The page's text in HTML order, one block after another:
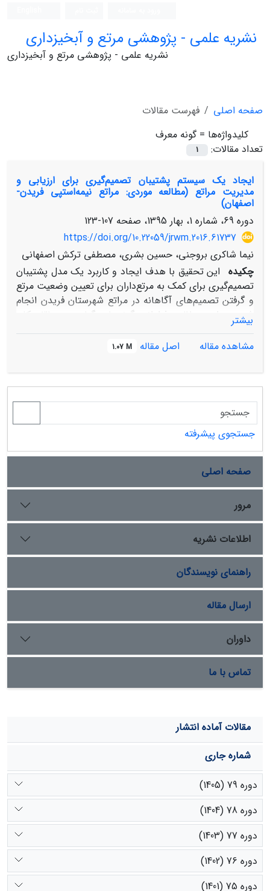
نشریه علمی - پژوهشی مرتع و آبخیزداری
نشریه علمی - پژوهشی مرتع و آبخیزداری
صفحه اصلی
فهرست مقالات
کلیدواژه‌ها =گونه‌ معرف
تعداد مقالات:
1
ایجاد یک سیستم پشتیبان تصمیم‌گیری برای ارزیابی و
مدیریت مراتع (مطالعه موردی: مراتع نیمه‌استپی فریدن-
اصفهان)
دوره 69، شماره 1، بهار 1395، صفحه
107-123
https://doi.org/10.22059/jrwm.2016.61737
نیما شاکری بروجنی، حسین بشری، مصطفی ترکش اصفهانی
چکیده این تحقیق با هدف ایجاد و کاربرد یک مدل پشتیبان
تصمیم‌گیری برای کمک به مرتع‌داران برای تعیین وضعیت مرتع
و گرفتن تصمیم‌های آگاهانه در مراتع شهرستان فریدن انجام
شد. در این مطالعه فراوانی گونه‌های گیاهی در 31 مکان
مطالعاتی در سه شدت چرایی مختلف با استفاده از روش قدم
گونه‌های معرف شدت چرایی شناسایی شدند. سپس وضعیت
مرتع بر اساس فراوانی گونه‌های شاخص در طول گرادیان
چرایی با استفاده از سیستم تفسیر داده‌ها و منابع محیطی
(REDIS) تعریف شد. بر اساس اطلاعات موجود برای هر طبقه
وضعیت مرتع، راهکارهای مناسب مدیریتی و اطلاعات
اکولوژیکی ارائه شد. کاربر با وارد کردن فراوانی گونه‌های
شاخص در این سیستم پشتیبان تصمیم‌گیری می‌تواند
وضعیت مرتع و اطلاعات اکولوژیکی و راهکارهای مدیریتی هر
وضعیت را دریافت کند. بر اساس نتایج این تحقیق، فراوانی
شش گونه گیاهی در منطقه مورد مطالعه به‌عنوان گونه‌های
معرف در مدل REDIS، تعیین‌کننده طبقه وضعیت مراتع منطقه
مورد مطالعه می‌باشد. برای صحت‌سنجی این سیستم، فراوانی
گونه‌های معرف در 12 مکان مرتعی مجزا به مدل وارد شد و
وضعیت تعیین‌شده با نتایج روش چهار فاکتوری مقایسه شد
سیستم با قابلیت حفظ کردن وضعیت مرتع در حافظه‌ خود،
امکان پایش و در نتیجه بررسی تغییرات گرایش مرتع توسط
مدیران را به شکل ساده‌ای فراهم می‌کند.
بیشتر
مشاهده مقاله
اصل مقاله 1.07 M
جستجوی پیشرفته
صفحه اصلی
مرور
اطلاعات نشریه
راهنمای نویسندگان
ارسال مقاله
داوران
تماس با ما
مقالات آماده انتشار
شماره جاری
دوره 79 (1405)
دوره 78 (1404)
دوره 77 (1403)
دوره 76 (1402)
دوره 75 (1401)